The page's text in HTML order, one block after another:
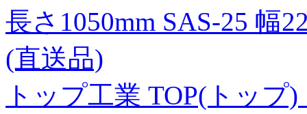
長さ1050mm SAS-25 幅
(直送品)
トップ工業 TOP(トッ